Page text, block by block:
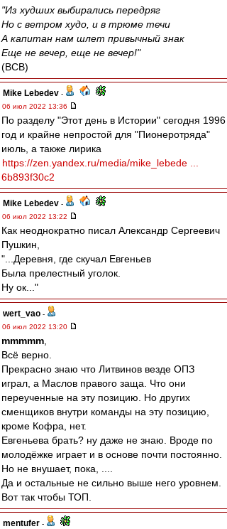
"Из худших выбирались передряг
Но с ветром худо, и в трюме течи
А капитан нам шлет привычный знак
Еще не вечер, еще не вечер!"
(ВСВ)
Mike Lebedev -
06 июл 2022 13:36
По разделу "Этот день в Истории" сегодня 1996
год и крайне непростой для "Пионеротряда"
июль, а также лирика
https://zen.yandex.ru/media/mike_lebede ...
6b893f30c2
Mike Lebedev -
06 июл 2022 13:22
Как неоднократно писал Александр Сергеевич
Пушкин,
"...Деревня, где скучал Евгеньев
Была прелестный уголок.
Ну ок..."
wert_vao -
06 июл 2022 13:20
mmmmm
Всё верно.
Прекрасно знаю что Литвинов везде ОПЗ
играл, а Маслов правого заща. Что они
переученные на эту позицию. Но других
сменщиков внутри команды на эту позицию,
кроме Кофра, нет.
Евгеньева брать? ну даже не знаю. Вроде по
молодёжке играет и в основе почти постоянно.
Но не внушает, пока, ....
Да и остальные не сильно выше него уровнем.
Вот так чтобы ТОП.
mentufer -